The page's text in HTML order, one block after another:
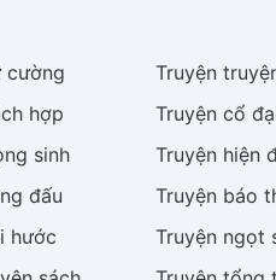
cường Truyện
hợp Truyệncổ
sinh Truyện hiện
đấu Truyện báo
hước Truyện ngọt